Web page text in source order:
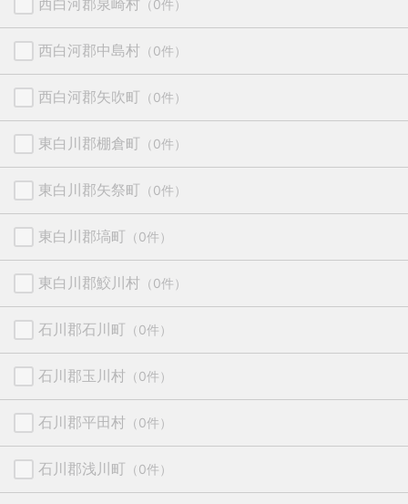
（0件）
西白河郡中島村 （0件）
西白河郡矢吹町 （0件）
東白川郡棚倉町 （0件）
東白川郡矢祭町 （0件）
東白川郡塙町 （0件）
東白川郡鮫川村 （0件）
石川郡石川町 （0件）
石川郡玉川村 （0件）
石川郡平田村 （0件）
石川郡浅川町 （0件）